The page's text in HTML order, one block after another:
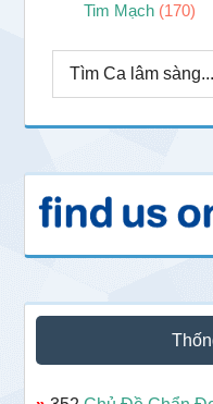
Tim Mạch (170)